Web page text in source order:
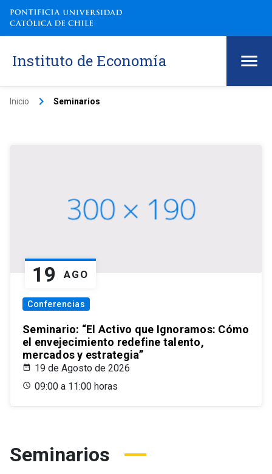
Instituto de Economía
Inicio keyboard_arrow_right Seminarios
19 AGO
Conferencias
Seminario: “El Activo que Ignoramos: Cómo
el envejecimiento redefine talento,
mercados y estrategia”
19 de Agosto de 2026
09:00 a 11:00 horas
Seminarios